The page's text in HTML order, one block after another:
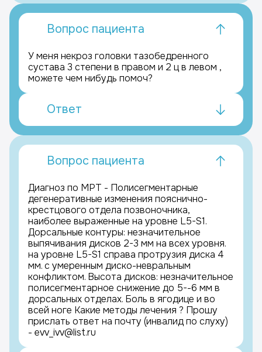
Вопрос пациента
У меня некроз головки тазобедренного
сустава 3 степени в правом и 2 ц в левом ,
можете чем нибудь помоч?
Ответ
Вопрос пациента
Диагноз по МРТ - Полисегментарные
дегенеративные изменения пояснично-
крестцового отдела позвоночника,
наиболее выраженные на уровне L5-S1.
Дорсальные контуры: незначительное
выпячивания дисков 2-3 мм на всех уровня.
на уровне L5-S1 справа протрузия диска 4
мм. с умеренным диско-невральным
конфликтом. Высота дисков: незначительное
полисегментарное снижение до 5--6 мм в
дорсальных отделах. Боль в ягодице и во
всей ноге Какие методы лечения ? Прошу
прислать ответ на почту (инвалид по слуху)
- evv_ivv@list.ru